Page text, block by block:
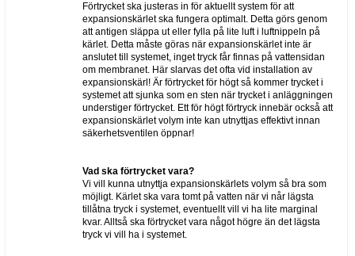
Förtrycket ska justeras in för aktuellt system för att
expansionskärlet ska fungera optimalt. Detta görs genom
att antigen släppa ut eller fylla på lite luft i luftnippeln på
kärlet. Detta måste göras när expansionskärlet inte är
anslutet till systemet, inget tryck får finnas på vattensidan
om membranet. Här slarvas det ofta vid installation av
expansionskärl! Är förtrycket för högt så kommer trycket i
systemet att sjunka som en sten när trycket i anläggningen
understiger förtrycket. Ett för högt förtryck innebär också att
expansionskärlet volym inte kan utnyttjas effektivt innan
säkerhetsventilen öppnar!
Vad ska förtrycket vara?
Vi vill kunna utnyttja expansionskärlets volym så bra som
möjligt. Kärlet ska vara tomt på vatten när vi når lägsta
tillåtna tryck i systemet, eventuellt vill vi ha lite marginal
kvar. Alltså ska förtrycket vara något högre än det lägsta
tryck vi vill ha i systemet.